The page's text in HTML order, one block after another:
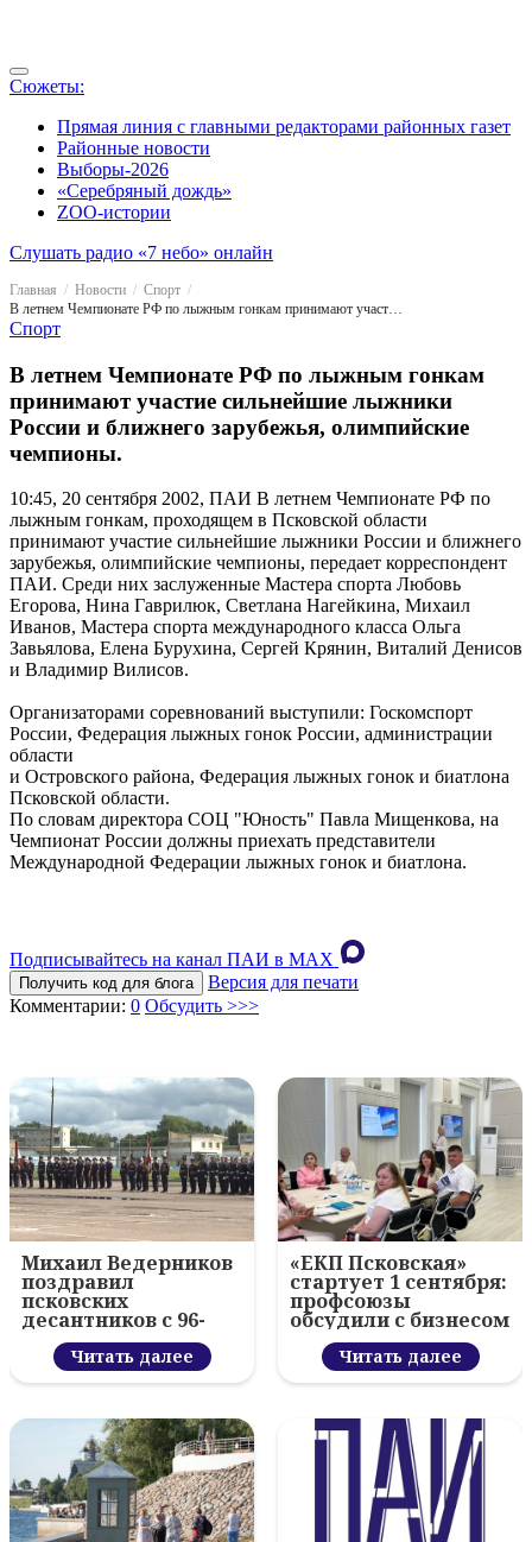
Сюжеты:
Прямая линия с главными редакторами районных газет
Районные новости
Выборы-2026
«Серебряный дождь»
ZOO-истории
Слушать радио «7 небо» онлайн
Главная Новости
Спорт
В летнем Чемпионате РФ по лыжным гонкам принимают участие сильнейшие лыжники России и ближнего зарубежья, олимпийские чемпионы.
Спорт
В летнем Чемпионате РФ по лыжным гонкам
принимают участие сильнейшие лыжники
России и ближнего зарубежья, олимпийские
чемпионы.
10:45, 20 сентября 2002, ПАИ В летнем Чемпионате РФ по
лыжным гонкам, проходящем в Псковской области
принимают участие сильнейшие лыжники России и ближнего
зарубежья, олимпийские чемпионы, передает корреспондент
ПАИ. Среди них заслуженные Мастера спорта Любовь
Егорова, Нина Гаврилюк, Светлана Нагейкина, Михаил
Иванов, Мастера спорта международного класса Ольга
Завьялова, Елена Бурухина, Сергей Крянин, Виталий Денисов
и Владимир Вилисов.
Организаторами соревнований выступили: Госкомспорт
России, Федерация лыжных гонок России, администрации
области
и Островского района, Федерация лыжных гонок и биатлона
Псковской области.
По словам директора СОЦ "Юность" Павла Мищенкова, на
Чемпионат России должны приехать представители
Международной Федерации лыжных гонок и биатлона.
Подписывайтесь на канал ПАИ в MAХ
Получить код для блога
Версия для печати
Комментарии: 0 Обсудить >>>
Михаил Ведерников
поздравил
псковских
десантников с 96-
летием ВДВ и
вручил награды
Читать далее
«ЕКП Псковская»
стартует 1 сентября:
профсоюзы
обсудили с бизнесом
новый цифровой
проектЧитать далее